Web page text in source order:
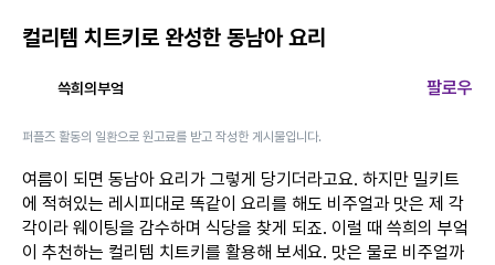
컬리템 치트키로 완성한 동남아 요리
쓱희의부엌 팔로우
퍼플즈 활동의 일환으로 원고료를 받고 작성한 게시물입니다.
여름이 되면 동남아 요리가 그렇게 당기더라고요. 하지만 밀키트
에 적혀있는 레시피대로 똑같이 요리를 해도 비주얼과 맛은 제 각
각이라 웨이팅을 감수하며 식당을 찾게 되죠. 이럴 때 쓱희의 부엌
이 추천하는 컬리템 치트키를 활용해 보세요. 맛은 물로 비주얼까